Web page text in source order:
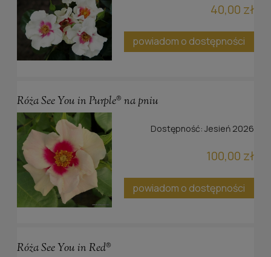
40,00 zł
powiadom o dostępności
Róża See You in Purple® na pniu
Dostępność: Jesień 2026
100,00 zł
powiadom o dostępności
Róża See You in Red®